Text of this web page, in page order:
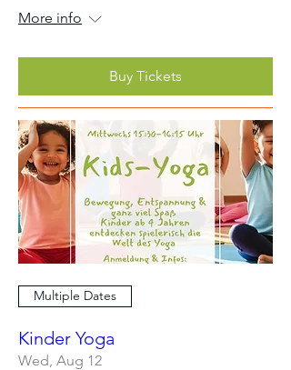
More info
Buy Tickets
Multiple Dates
Kinder Yoga
Wed, Aug 12